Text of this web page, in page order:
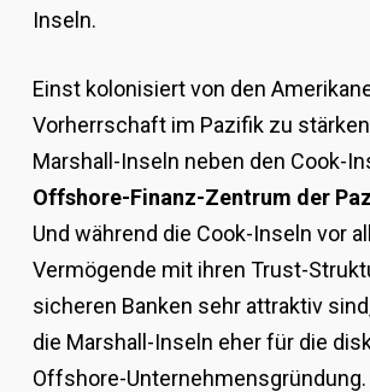
Inseln.
Einst kolonisiert von den
Vorherrschaft im Pazifik zu
Marshall-Inseln neben den Cook-
Offshore-Finanz-Zentrum der
Und während die Cook-Inseln vor
Vermögende mit ihren Trust-
sicheren Banken sehr attraktiv
die Marshall-Inseln eher für die
Offshore-Unternehmensgründung.